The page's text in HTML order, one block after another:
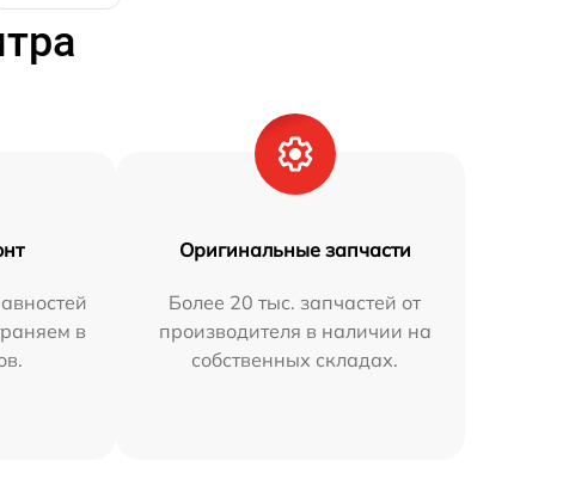
в
Оригинальные запчасти
Более 20 тыс. запчастей от
производителя в наличии на
собственных складах.